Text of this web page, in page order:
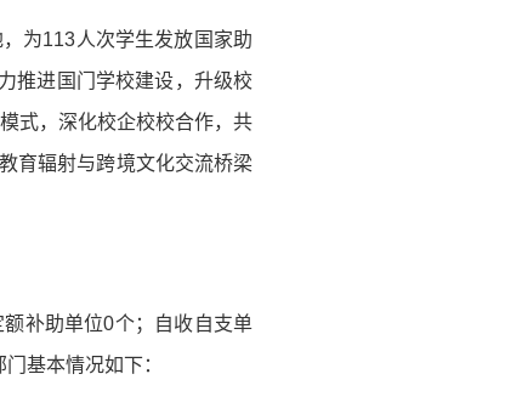
为113人次学生发放国家助
推进国门学校建设，升级校
式，深化校企校校合作，共
育辐射与跨境文化交流桥梁
补助单位0个；自收自支单
基本情况如下：